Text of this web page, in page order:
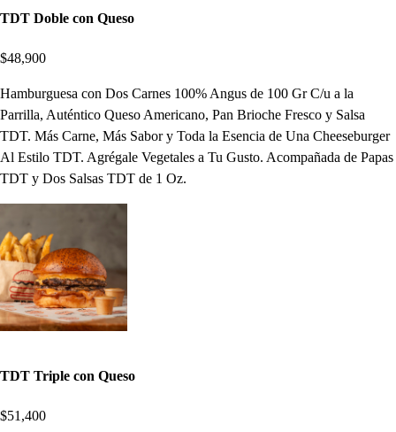
TDT Doble con Queso
$48,900
Hamburguesa con Dos Carnes 100% Angus de 100 Gr C/u a la
Parrilla, Auténtico Queso Americano, Pan Brioche Fresco y Salsa
TDT. Más Carne, Más Sabor y Toda la Esencia de Una Cheeseburger
Al Estilo TDT. Agrégale Vegetales a Tu Gusto. Acompañada de Papas
TDT y Dos Salsas TDT de 1 Oz.
TDT Triple con Queso
$51,400